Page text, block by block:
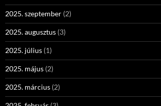
2025. szeptember (2)
2025. augusztus (3)
2025. július (1)
2025. május (2)
2025. március (2)